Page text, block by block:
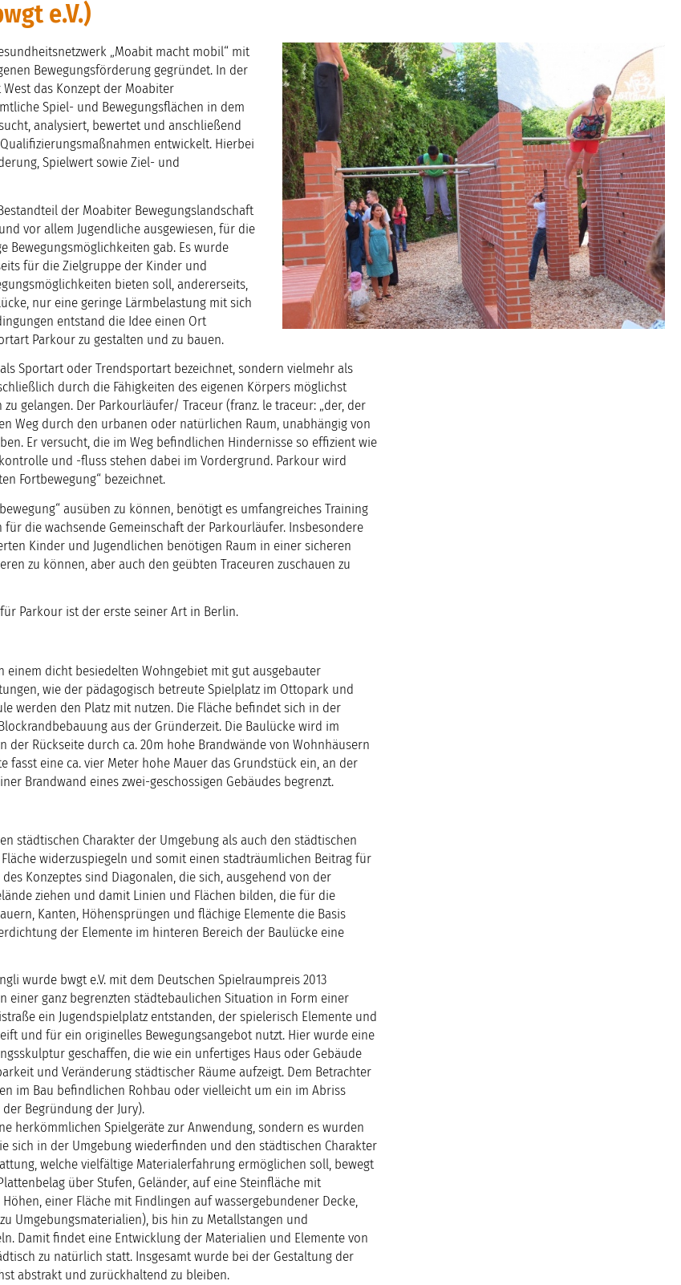
e.V.)
„Moabit macht mobil“ mit
Bewegungsförderung gegründet. In der
das Konzept der Moabiter
Spiel- und Bewegungsflächen in dem
analysiert, bewertet und anschließend
entwickelt. Hierbei
Spielwert sowie Ziel- und
der Moabiter Bewegungslandschaft
vor allem Jugendliche ausgewiesen, für die
Bewegungsmöglichkeiten gab. Es wurde
für die Zielgruppe der Kinder und
bieten soll, andererseits,
nur eine geringe Lärmbelastung mit sich
entstand die Idee einen Ort
Parkour zu gestalten und zu bauen.
Sportart oder Trendsportart bezeichnet, sondern vielmehr als
durch die Fähigkeiten des eigenen Körpers möglichst
gelangen. Der Parkourläufer/ Traceur (franz. le traceur: „der, der
Weg durch den urbanen oder natürlichen Raum, unabhängig von
Er versucht, die im Weg befindlichen Hindernisse so effizient wie
und -fluss stehen dabei im Vordergrund. Parkour wird
Fortbewegung“ bezeichnet.
ausüben zu können, benötigt es umfangreiches Training
die wachsende Gemeinschaft der Parkourläufer. Insbesondere
Kinder und Jugendlichen benötigen Raum in einer sicheren
zu können, aber auch den geübten Traceuren zuschauen zu
Parkour ist der erste seiner Art in Berlin.
einem dicht besiedelten Wohngebiet mit gut ausgebauter
wie der pädagogisch betreute Spielplatz im Ottopark und
werden den Platz mit nutzen. Die Fläche befindet sich in der
aus der Gründerzeit. Die Baulücke wird im
der Rückseite durch ca. 20m hohe Brandwände von Wohnhäusern
fasst eine ca. vier Meter hohe Mauer das Grundstück ein, an der
Brandwand eines zwei-geschossigen Gebäudes begrenzt.
städtischen Charakter der Umgebung als auch den städtischen
widerzuspiegeln und somit einen stadträumlichen Beitrag für
Konzeptes sind Diagonalen, die sich, ausgehend von der
ziehen und damit Linien und Flächen bilden, die für die
Kanten, Höhensprüngen und flächige Elemente die Basis
der Elemente im hinteren Bereich der Baulücke eine
wurde bwgt e.V. mit dem Deutschen Spielraumpreis 2013
einer ganz begrenzten städtebaulichen Situation in Form einer
ein Jugendspielplatz entstanden, der spielerisch Elemente und
und für ein originelles Bewegungsangebot nutzt. Hier wurde eine
geschaffen, die wie ein unfertiges Haus oder Gebäude
und Veränderung städtischer Räume aufzeigt. Dem Betrachter
im Bau befindlichen Rohbau oder vielleicht um ein im Abriss
Begründung der Jury).
herkömmlichen Spielgeräte zur Anwendung, sondern es wurden
sich in der Umgebung wiederfinden und den städtischen Charakter
welche vielfältige Materialerfahrung ermöglichen soll, bewegt
über Stufen, Geländer, auf eine Steinfläche mit
einer Fläche mit Findlingen auf wassergebundener Decke,
Umgebungsmaterialien), bis hin zu Metallstangen und
Damit findet eine Entwicklung der Materialien und Elemente von
zu natürlich statt. Insgesamt wurde bei der Gestaltung der
abstrakt und zurückhaltend zu bleiben.